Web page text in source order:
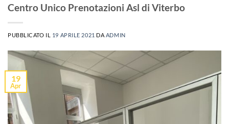
Centro Unico Prenotazioni Asl di Viterbo
PUBBLICATO IL 19 APRILE 2021 DA ADMIN
19
Apr